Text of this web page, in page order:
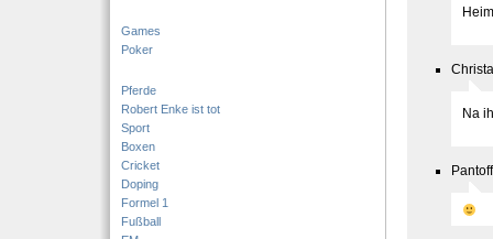
Games
Poker
Pferde
Robert Enke ist tot
Sport
Boxen
Cricket
Doping
Formel 1
Fußball
Na